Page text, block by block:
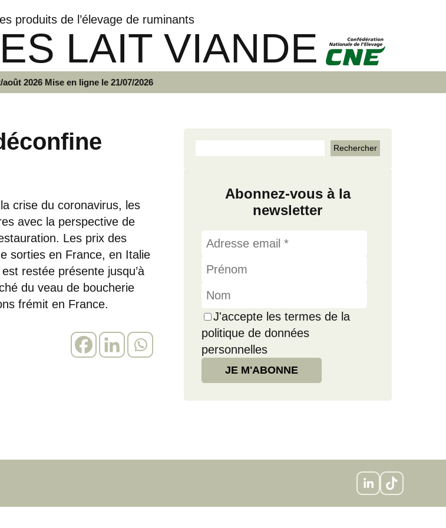
produits de l’élevage de ruminants
LAIT VIANDE
août 2026 Mise en ligne le 21/07/2026
crise du coronavirus, les
avec la perspective de
Les prix des
sorties en France, en Italie
restée présente jusqu’à
du veau de boucherie
frémit en France.
Abonnez-vous à la
newsletter
J'accepte les termes de la
politique de données
personnelles